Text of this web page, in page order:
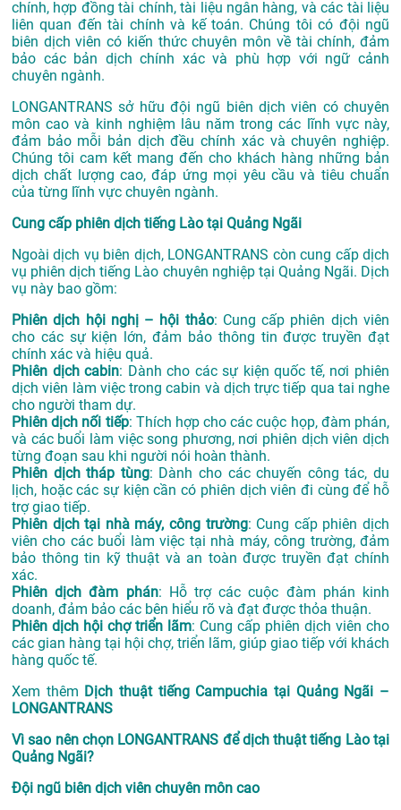
chính, hợp đồng tài chính, tài liệu ngân hàng, và các tài liệu
liên quan đến tài chính và kế toán. Chúng tôi có đội ngũ
biên dịch viên có kiến thức chuyên môn về tài chính, đảm
bảo các bản dịch chính xác và phù hợp với ngữ cảnh
chuyên ngành.
LONGANTRANS sở hữu đội ngũ biên dịch viên có chuyên
môn cao và kinh nghiệm lâu năm trong các lĩnh vực này,
đảm bảo mỗi bản dịch đều chính xác và chuyên nghiệp.
Chúng tôi cam kết mang đến cho khách hàng những bản
dịch chất lượng cao, đáp ứng mọi yêu cầu và tiêu chuẩn
của từng lĩnh vực chuyên ngành.
Cung cấp phiên dịch tiếng Lào tại Quảng Ngãi
Ngoài dịch vụ biên dịch, LONGANTRANS còn cung cấp dịch
vụ phiên dịch tiếng Lào chuyên nghiệp tại Quảng Ngãi. Dịch
vụ này bao gồm:
Phiên dịch hội nghị – hội thảo: Cung cấp phiên dịch viên
cho các sự kiện lớn, đảm bảo thông tin được truyền đạt
chính xác và hiệu quả.
Phiên dịch cabin: Dành cho các sự kiện quốc tế, nơi phiên
dịch viên làm việc trong cabin và dịch trực tiếp qua tai nghe
cho người tham dự.
Phiên dịch nối tiếp: Thích hợp cho các cuộc họp, đàm phán,
và các buổi làm việc song phương, nơi phiên dịch viên dịch
từng đoạn sau khi người nói hoàn thành.
Phiên dịch tháp tùng: Dành cho các chuyến công tác, du
lịch, hoặc các sự kiện cần có phiên dịch viên đi cùng để hỗ
trợ giao tiếp.
Phiên dịch tại nhà máy, công trường: Cung cấp phiên dịch
viên cho các buổi làm việc tại nhà máy, công trường, đảm
bảo thông tin kỹ thuật và an toàn được truyền đạt chính
xác.
Phiên dịch đàm phán: Hỗ trợ các cuộc đàm phán kinh
doanh, đảm bảo các bên hiểu rõ và đạt được thỏa thuận.
Phiên dịch hội chợ triển lãm: Cung cấp phiên dịch viên cho
các gian hàng tại hội chợ, triển lãm, giúp giao tiếp với khách
hàng quốc tế.
Xem thêm Dịch thuật tiếng Campuchia tại Quảng Ngãi –
LONGANTRANS
Vì sao nên chọn LONGANTRANS để dịch thuật tiếng Lào tại
Quảng Ngãi?
Đội ngũ biên dịch viên chuyên môn cao